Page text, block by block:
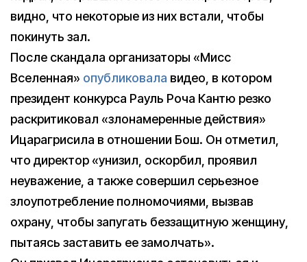
видно, что некоторые из них встали, чтобы
покинуть зал.
После скандала организаторы «Мисс
Вселенная» опубликовала видео, в котором
президент конкурса Рауль Роча Кантю резко
раскритиковал «злонамеренные действия»
Ицарагрисила в отношении Бош. Он отметил,
что директор «унизил, оскорбил, проявил
неуважение, а также совершил серьезное
злоупотребление полномочиями, вызвав
охрану, чтобы запугать беззащитную женщину,
пытаясь заставить ее замолчать».